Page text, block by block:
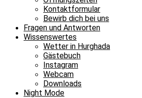
Kontaktformular
Bewirb dich bei uns
Fragen und Antworten
Wissenswertes
Wetter in Hurghada
Gästebuch
Instagram
Webcam
Downloads
Night Mode